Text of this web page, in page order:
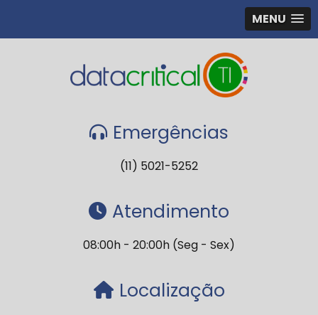
MENU
Emergências
(11) 5021-5252
Atendimento
08:00h - 20:00h (Seg - Sex)
Localização